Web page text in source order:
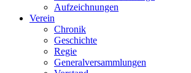
Aufzeichnungen
Verein
Chronik
Geschichte
Regie
Generalversammlungen